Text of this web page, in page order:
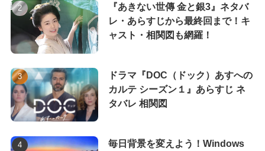
『あきない世傳 金と銀3』ネタバ
レ・あらすじから最終回まで！キ
ャスト・相関図も網羅！
ドラマ『DOC（ドック）あすへの
カルテ シーズン１』あらすじ ネ
タバレ 相関図
毎日背景を変えよう！Windows